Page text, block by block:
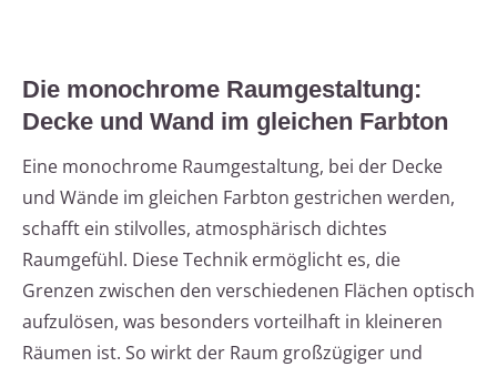
Die monochrome Raumgestaltung:
Decke und Wand im gleichen Farbton
Eine monochrome Raumgestaltung, bei der Decke
und Wände im gleichen Farbton gestrichen werden,
schafft ein stilvolles, atmosphärisch dichtes
Raumgefühl. Diese Technik ermöglicht es, die
Grenzen zwischen den verschiedenen Flächen optisch
aufzulösen, was besonders vorteilhaft in kleineren
Räumen ist. So wirkt der Raum großzügiger und